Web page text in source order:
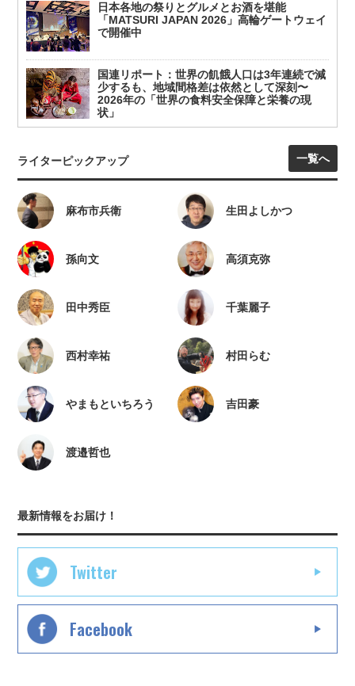
日本各地の祭りとグルメとお酒を堪能
「MATSURI JAPAN 2026」高輪ゲートウェイ
で開催中
国連リポート：世界の飢餓人口は3年連続で減
少するも、地域間格差は依然として深刻〜
2026年の「世界の食料安全保障と栄養の現
状」
ライターピックアップ 一覧へ
麻布市兵衛 生田よしかつ
孫向文 高須克弥
田中秀臣 千葉麗子
西村幸祐 村田らむ
やまもといちろう 吉田豪
渡邉哲也
最新情報をお届け！
Twitter
Facebook